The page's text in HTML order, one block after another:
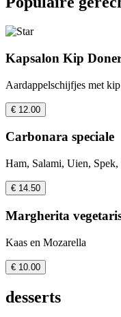
Kapsalon Kip
Aardappelschijfjes met
€ 12.00
Carbonara speciale
Ham, Salami, Uien, Spek,
€ 14.50
Margherita
Kaas en Mozarella
€ 10.00
desserts